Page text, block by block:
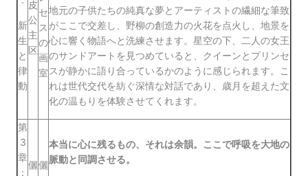
新
生
と
律
動
皮
公
主
区
セ
ス
の
画
室
地元の子供たちの純真な夢とアーティストの繊細な筆致
がここで交差し、野柳の創造力の火花を点火し、地景を
心に響く物語へと洗練させます。星空の下、二人の女王
のサンドアートを見つめていると、クイーンとプリンセ
スが静かに語り合っているかのように感じられます。こ
れは世代交代を紡ぐ深情な対話であり、歳月を超えた文
化の温もりを体験させてくれます。
第
3
章
：
儷儷
本当に心に残るもの、それは余韻。ここで呼吸を大地の
脈動と同調させる。